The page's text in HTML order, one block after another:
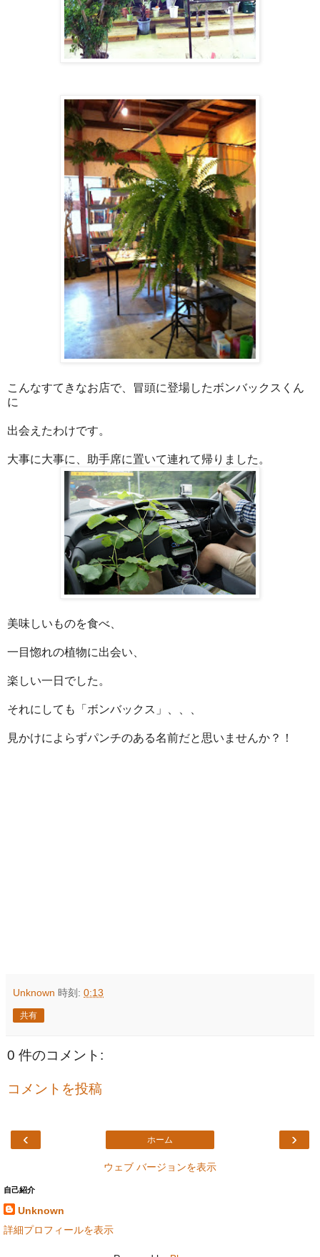
こんなすてきなお店で、冒頭に登場したボンバックスくん
に
出会えたわけです。
大事に大事に、助手席に置いて連れて帰りました。
美味しいものを食べ、
一目惚れの植物に出会い、
楽しい一日でした。
それにしても「ボンバックス」、、、
見かけによらずパンチのある名前だと思いませんか？！
Unknown 時刻: 0:13
共有
0 件のコメント:
コメントを投稿
‹ ›
ホーム
ウェブ バージョンを表示
自己紹介
Unknown
詳細プロフィールを表示